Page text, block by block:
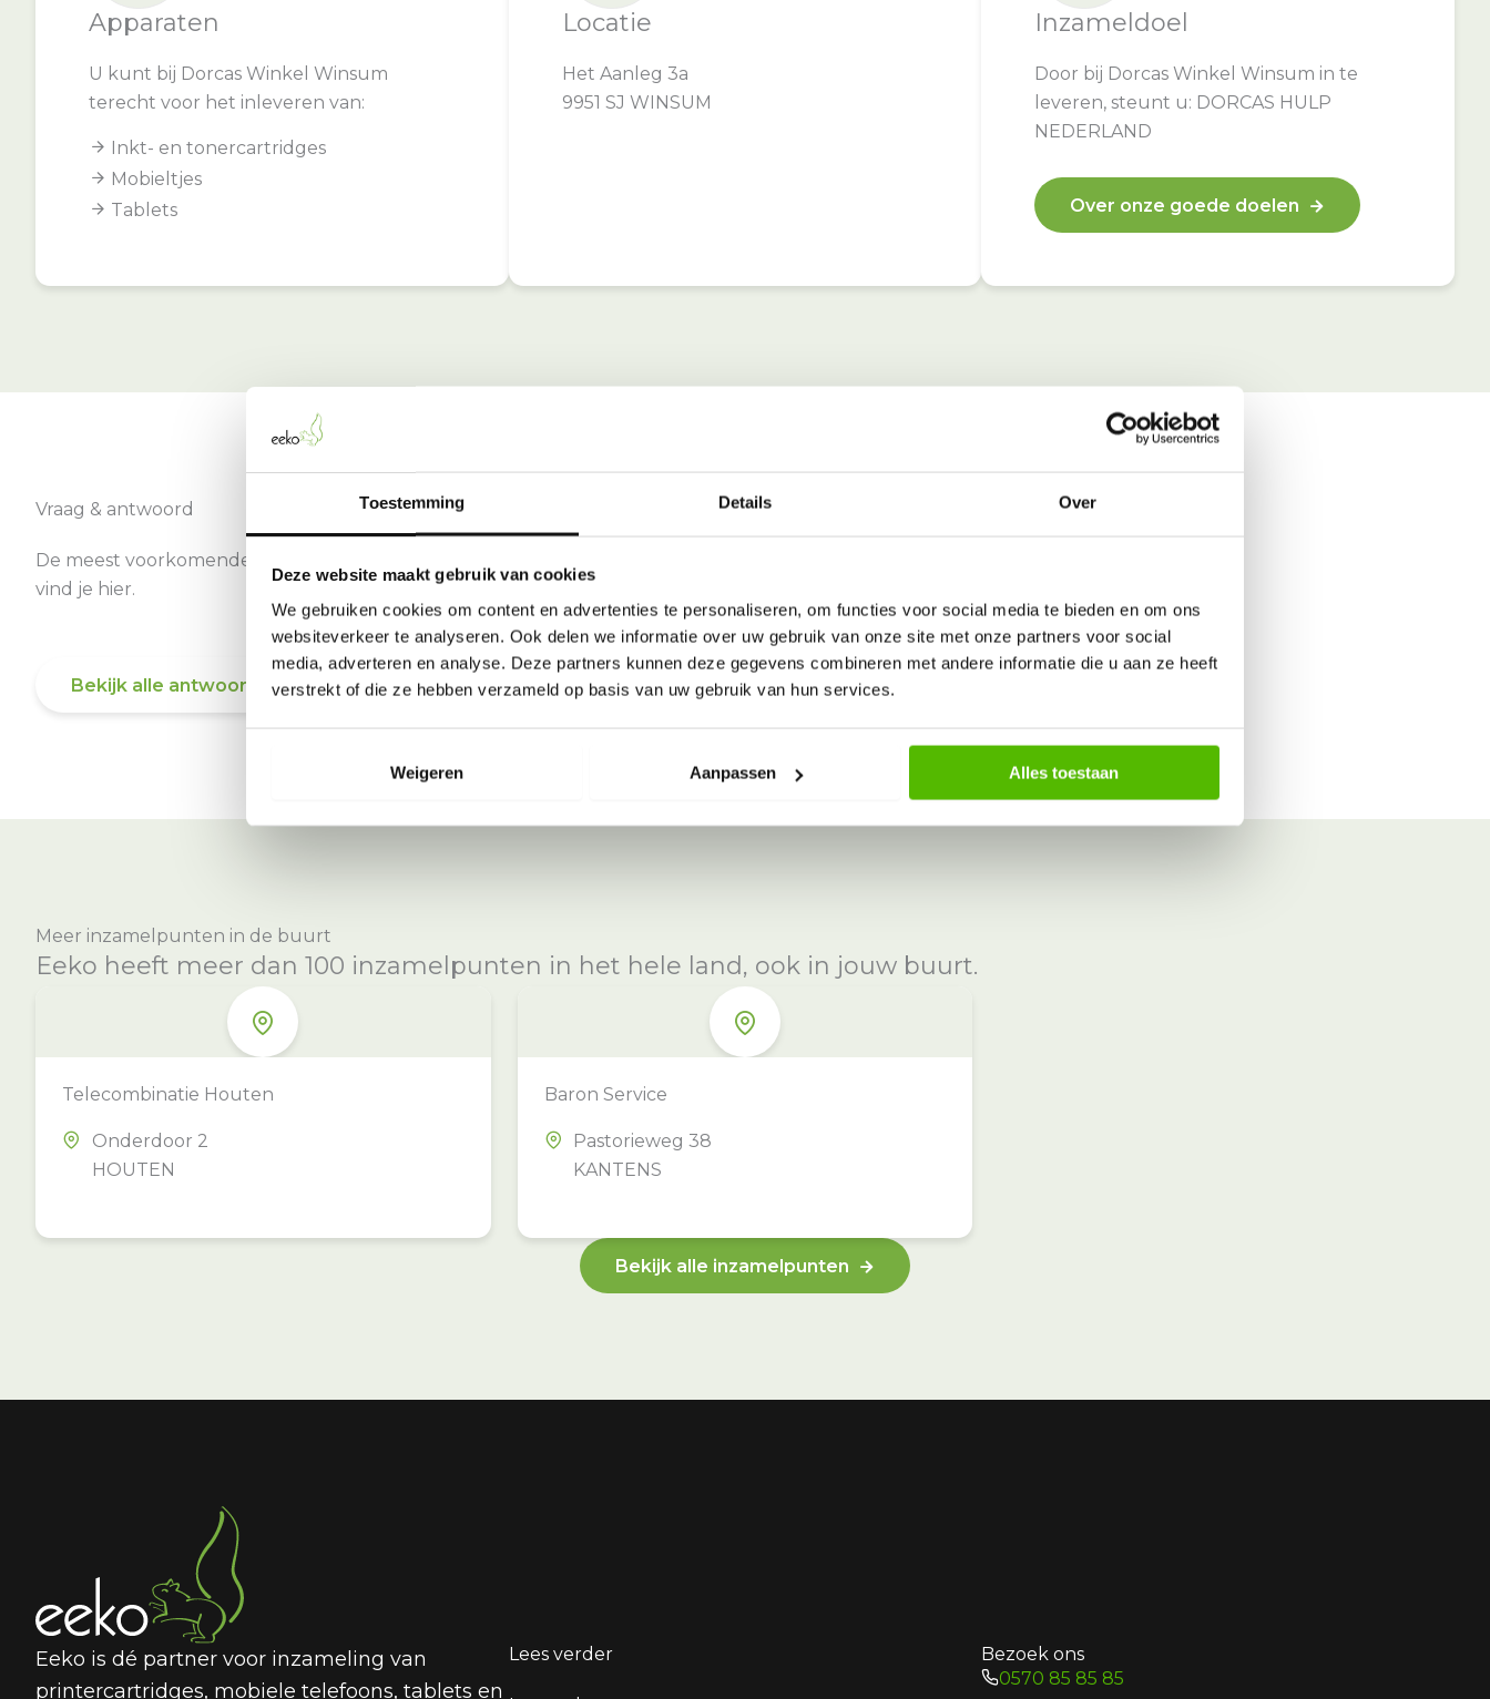
Toestemming Details Over
Deze website maakt gebruik van cookies
We gebruiken cookies om content en advertenties te personaliseren, om functies voor social media te bieden en om ons
websiteverkeer te analyseren. Ook delen we informatie over uw gebruik van onze site met onze partners voor social
media, adverteren en analyse. Deze partners kunnen deze gegevens combineren met andere informatie die u aan ze heeft
verstrekt of die ze hebben verzameld op basis van uw gebruik van hun services.
Weigeren Aanpassen Alles toestaan
Apparaten
U kunt bij Dorcas Winkel Winsum
terecht voor het inleveren van:
Inkt- en tonercartridges
Mobieltjes
Tablets
Locatie
Het Aanleg 3a
9951 SJ WINSUM
Inzameldoel
Door bij Dorcas Winkel Winsum in te
leveren, steunt u: DORCAS HULP
NEDERLAND
Over onze goede doelen
Vraag & antwoord
De meest voorkomende vragen over onze dienst
vind je hier.
Bekijk alle antwoorden
Meer inzamelpunten in de buurt
Eeko heeft meer dan 100 inzamelpunten in het hele land, ook in jouw buurt.
Telecombinatie Houten
Onderdoor 2
HOUTEN
Baron Service
Pastorieweg 38
KANTENS
Bekijk alle inzamelpunten
Eeko is dé partner voor inzameling van
printercartridges, mobiele telefoons, tablets en
Lees verder
Bezoek ons
0570 85 85 85